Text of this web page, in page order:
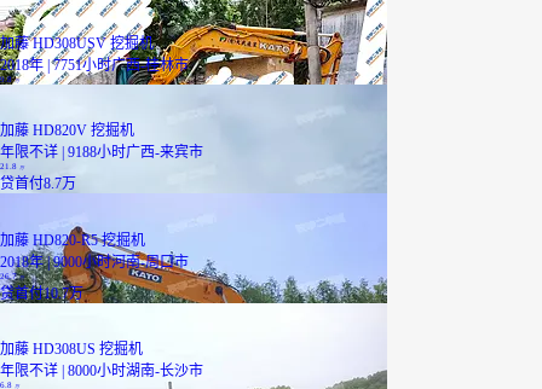
加藤 HD308USV 挖掘机
2018年 | 7751小时广西-桂林市
9.8万
加藤 HD820V 挖掘机
年限不详 | 9188小时广西-来宾市
21.8 万
贷首付8.7万
加藤 HD820-R5 挖掘机
2018年 | 9000小时河南-周口市
26.7
贷首付10.7万
加藤 HD308US 挖掘机
年限不详 | 8000小时湖南-长沙市
6.8 万